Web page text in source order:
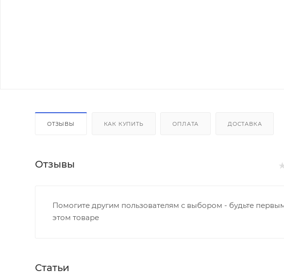
ОТЗЫВЫ КАК КУПИТЬ ОПЛАТА ДОСТАВКА
Отзывы
Помогите другим пользователям с выбором - будьте
этом товаре
Статьи